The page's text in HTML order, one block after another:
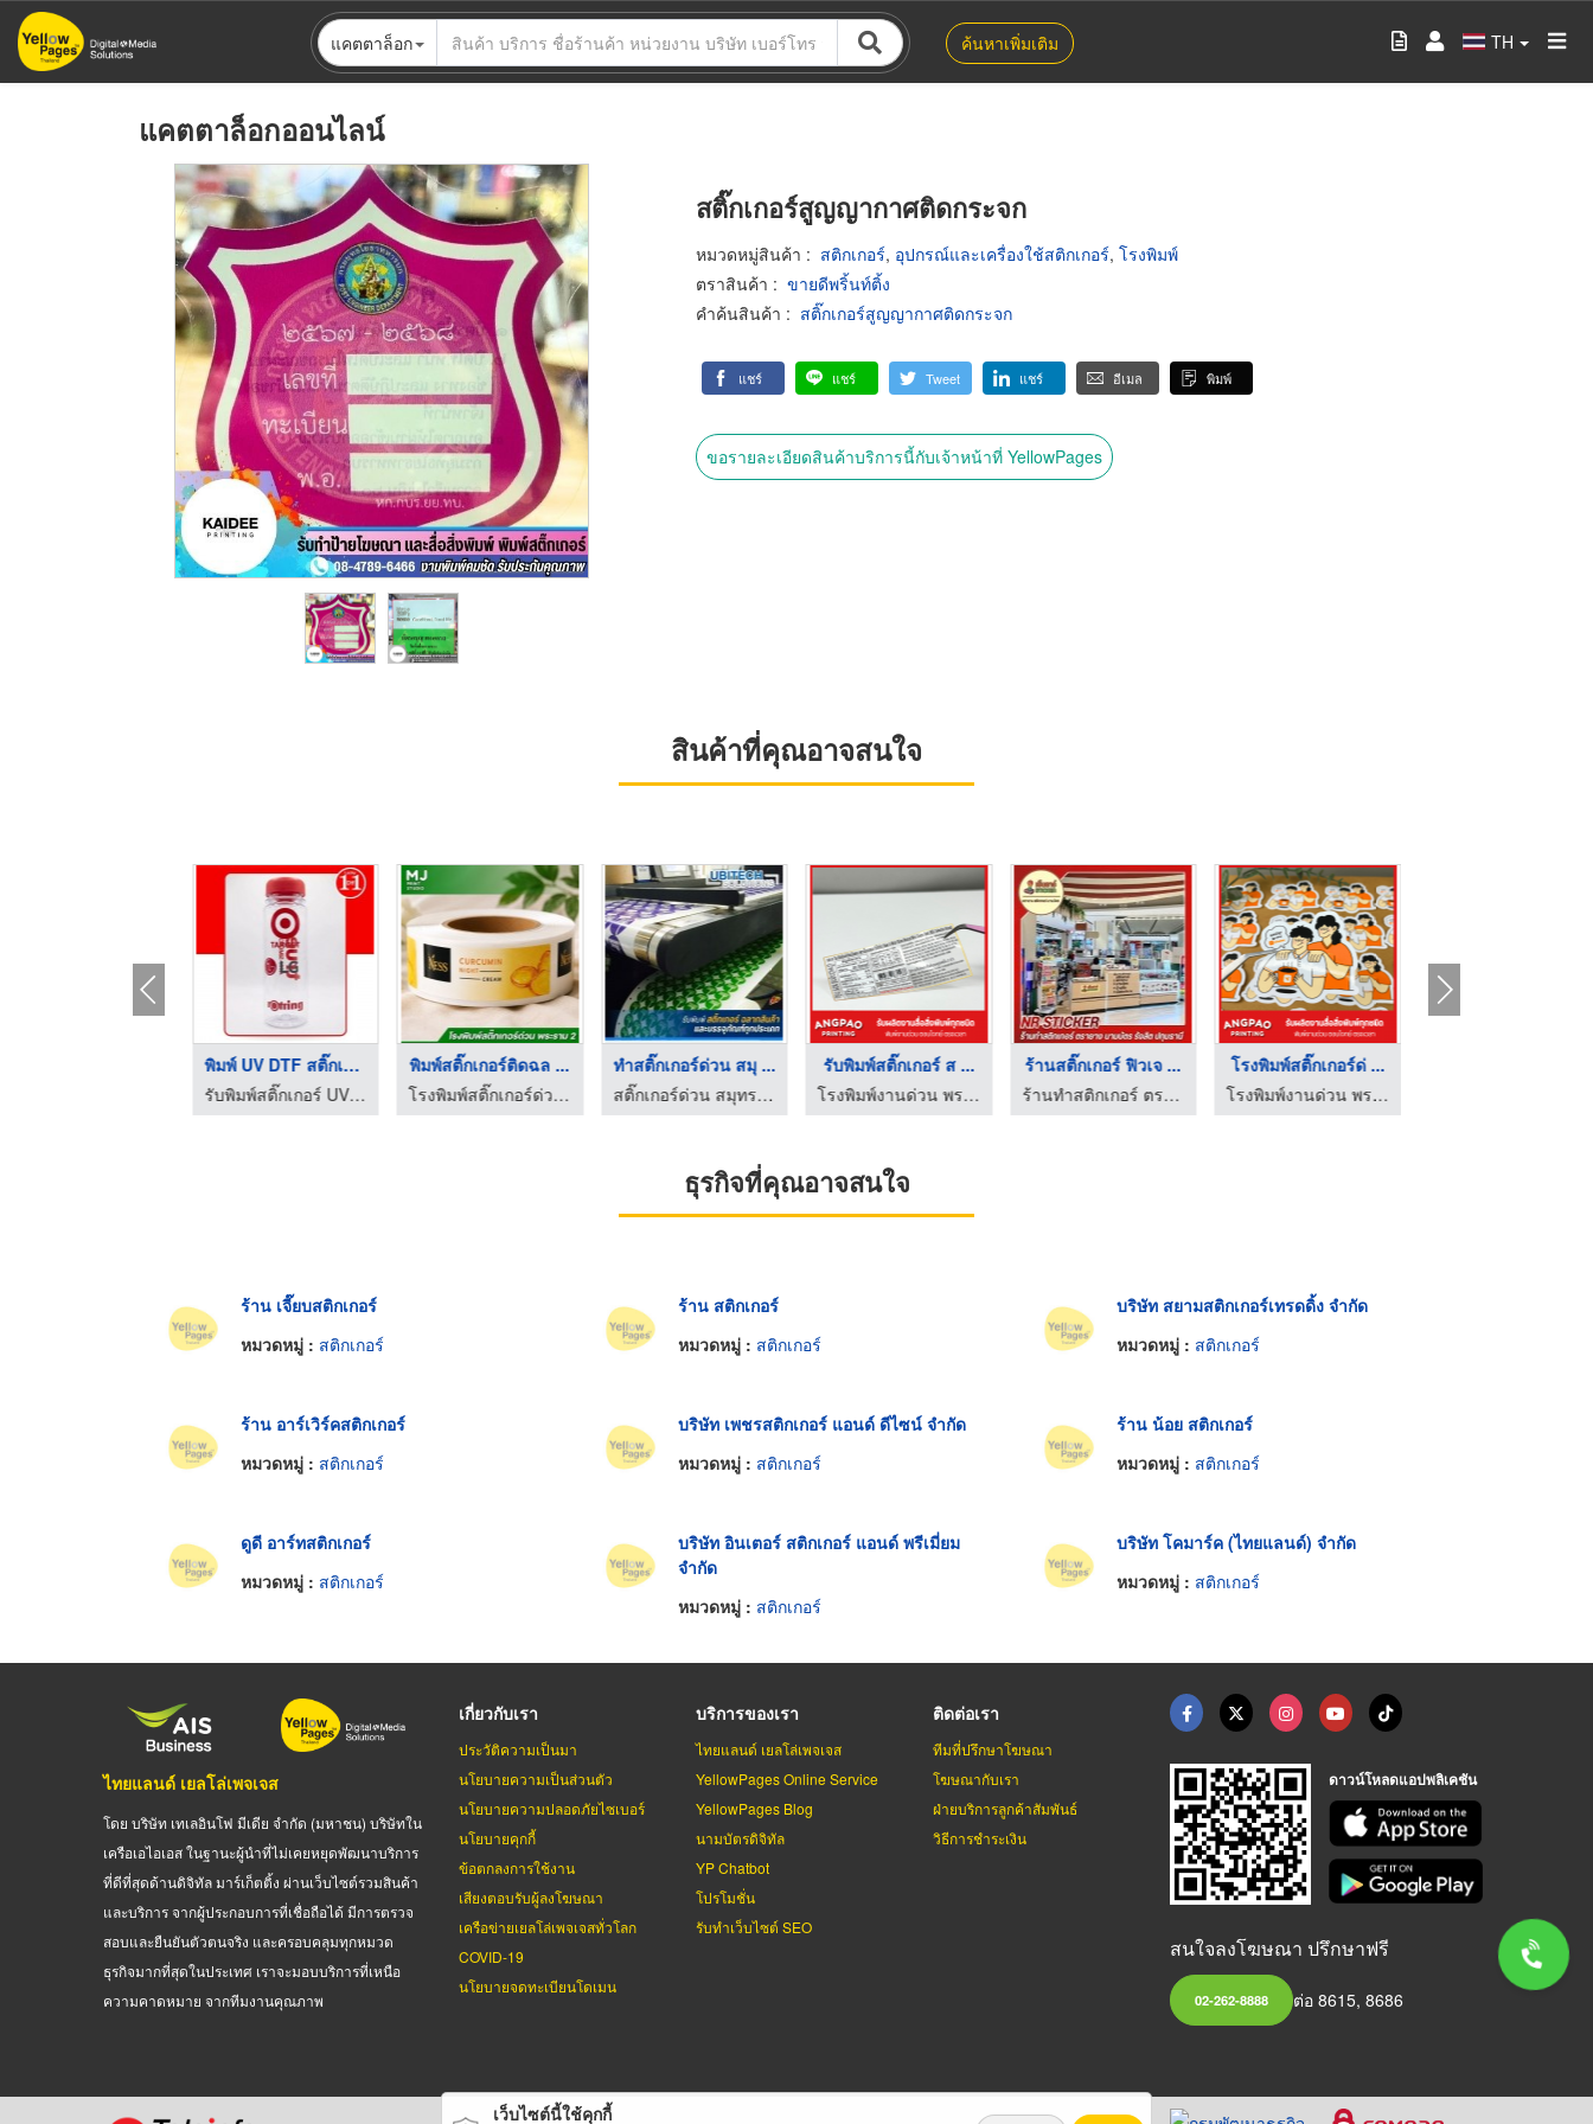
ข้าม
ไป
แคตตาล็อก ค้นหาเพิ่มเติม TH
แคตตาล็อกออนไลน์
สติ๊กเกอร์สูญญากาศติดกระจก
หมวดหมู่สินค้า : สติกเกอร์, อุปกรณ์และเครื่องใช้สติกเกอร์, โรงพิมพ์
ตราสินค้า : ขายดีพริ้นท์ติ้ง
คำค้นสินค้า : สติ๊กเกอร์สูญญากาศติดกระจก
แชร์ แชร์ Tweet แชร์ อีเมล พิมพ์
ขอรายละเอียดสินค้าบริการนี้กับเจ้าหน้าที่ YellowPages
สินค้าที่คุณอาจสนใจ
พิมพ์ UV DTF สติ๊กเก ...
รับพิมพ์สติ๊กเกอร์ UV DTF ติดวัสดุผิวเรียบ สกรีนเสื้อรีดร้อน
พิมพ์สติ๊กเกอร์ติดฉล ...
โรงพิมพ์สติ๊กเกอร์ด่วน พระราม 2
ทำสติ๊กเกอร์ด่วน สมุ ...
สติ๊กเกอร์ด่วน สมุทรปราการ - ยูบิเทค
รับพิมพ์สติ๊กเกอร์ ส ...
โรงพิมพ์งานด่วน พระราม 2 angpao printing
ร้านสติ๊กเกอร์ ฟิวเจ ...
ร้านทำสติกเกอร์ ตรายาง รังสิต ปทุมธานี
โรงพิมพ์สติ๊กเกอร์ด่ ...
โรงพิมพ์งานด่วน พระราม 2 angpao printing
ธุรกิจที่คุณอาจสนใจ
ร้าน เจี๊ยบสติกเกอร์
หมวดหมู่ : สติกเกอร์
ร้าน สติกเกอร์
หมวดหมู่ : สติกเกอร์
บริษัท สยามสติกเกอร์เทรดดิ้ง จำกัด
หมวดหมู่ : สติกเกอร์
ร้าน อาร์เวิร์คสติกเกอร์
หมวดหมู่ : สติกเกอร์
บริษัท เพชรสติกเกอร์ แอนด์ ดีไซน์ จำกัด
หมวดหมู่ : สติกเกอร์
ร้าน น้อย สติกเกอร์
หมวดหมู่ : สติกเกอร์
ดูดี อาร์ทสติกเกอร์
หมวดหมู่ : สติกเกอร์
บริษัท อินเตอร์ สติกเกอร์ แอนด์ พรีเมี่ยม
จำกัด
หมวดหมู่ : สติกเกอร์
บริษัท โคมาร์ค (ไทยแลนด์) จำกัด
หมวดหมู่ : สติกเกอร์
ไทยแลนด์ เยลโล่เพจเจส
โดย บริษัท เทเลอินโฟ มีเดีย จำกัด (มหาชน) บริษัทใน
เครือเอไอเอส ในฐานะผู้นำที่ไม่เคยหยุดพัฒนาบริการ
ที่ดีที่สุดด้านดิจิทัล มาร์เก็ตติ้ง ผ่านเว็บไซต์รวมสินค้า
และบริการ จากผู้ประกอบการที่เชื่อถือได้ มีการตรวจ
สอบและยืนยันตัวตนจริง และครอบคลุมทุกหมวด
ธุรกิจมากที่สุดในประเทศ เราจะมอบบริการที่เหนือ
ความคาดหมาย จากทีมงานคุณภาพ
เกี่ยวกับเรา
ประวัติความเป็นมา
นโยบายความเป็นส่วนตัว
นโยบายความปลอดภัยไซเบอร์
นโยบายคุกกี้
ข้อตกลงการใช้งาน
เสียงตอบรับผู้ลงโฆษณา
เครือข่ายเยลโล่เพจเจสทั่วโลก
COVID-19
นโยบายจดทะเบียนโดเมน
บริการของเรา
ไทยแลนด์ เยลโล่เพจเจส
YellowPages Online Service
YellowPages Blog
นามบัตรดิจิทัล
YP Chatbot
โปรโมชั่น
รับทำเว็บไซต์ SEO
ติดต่อเรา
ทีมที่ปรึกษาโฆษณา
โฆษณากับเรา
ฝ่ายบริการลูกค้าสัมพันธ์
วิธีการชำระเงิน
ดาวน์โหลดแอปพลิเคชัน
สนใจลงโฆษณา ปรึกษาฟรี
02-262-8888 ต่อ 8615, 8686
เว็บไซต์นี้ใช้คุกกี้